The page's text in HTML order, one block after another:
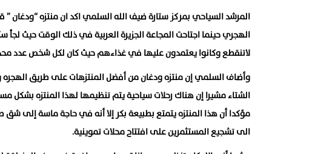
المرشد السياحي بمركز ستارة ضيف الله السلمي اكد ان منتزه “ودغان
الهجري حينما اجتاحت المجاعة الجزيرة العربية في ذلك الوقت حيث
لاتنقطع وكانوا يعتمدون عليها في غذاءهم حيث كان لكل شخص عدد
وأضاف السلمي إن منتزه ودغان من أفضل المنتزهات على طريق الهجره
الشتاء مشيرا إن هناك رحلات سياحية يتم تنظيمها لهذا المنتزه بشكل
مؤكدا أن هذا المنتزه يتمتع بطبيعة بكر إلا أنه في حاجة ماسة إلى
الى تشجيع المستثمرين على افتتاح محلات تموينية.